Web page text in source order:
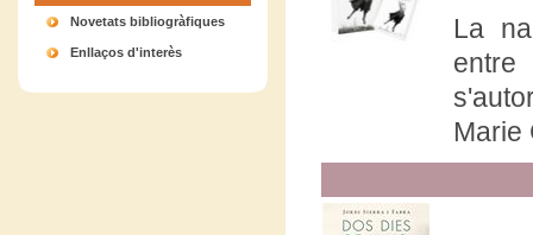
Novetats bibliogràfiques
Enllaços d'interès
La
entre
Marie